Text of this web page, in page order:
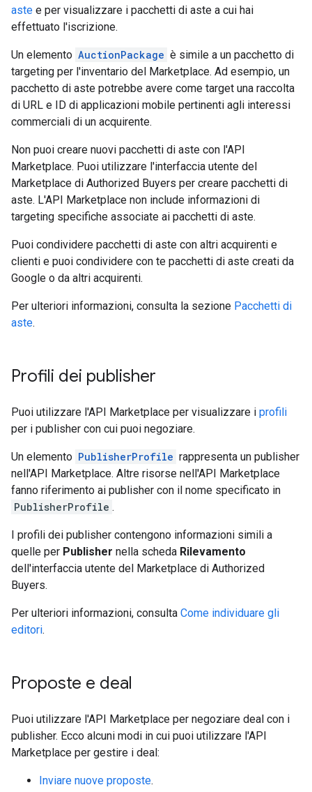
aste e per visualizzare i pacchetti di aste a cui hai
effettuato l'iscrizione.
Un elemento AuctionPackage è simile a un pacchetto di
targeting per l'inventario del Marketplace. Ad esempio, un
pacchetto di aste potrebbe avere come target una raccolta
di URL e ID di applicazioni mobile pertinenti agli interessi
commerciali di un acquirente.
Non puoi creare nuovi pacchetti di aste con l'API
Marketplace. Puoi utilizzare l'interfaccia utente del
Marketplace di Authorized Buyers per creare pacchetti di
aste. L'API Marketplace non include informazioni di
targeting specifiche associate ai pacchetti di aste.
Puoi condividere pacchetti di aste con altri acquirenti e
clienti e puoi condividere con te pacchetti di aste creati da
Google o da altri acquirenti.
Per ulteriori informazioni, consulta la sezione Pacchetti di
aste.
Profili dei publisher
Puoi utilizzare l'API Marketplace per visualizzare i profili
per i publisher con cui puoi negoziare.
Un elemento PublisherProfile rappresenta un publisher
nell'API Marketplace. Altre risorse nell'API Marketplace
fanno riferimento ai publisher con il nome specificato in
PublisherProfile .
I profili dei publisher contengono informazioni simili a
quelle per Publisher nella scheda Rilevamento
dell'interfaccia utente del Marketplace di Authorized
Buyers.
Per ulteriori informazioni, consulta Come individuare gli
editori.
Proposte e deal
Puoi utilizzare l'API Marketplace per negoziare deal con i
publisher. Ecco alcuni modi in cui puoi utilizzare l'API
Marketplace per gestire i deal:
Inviare nuove proposte.